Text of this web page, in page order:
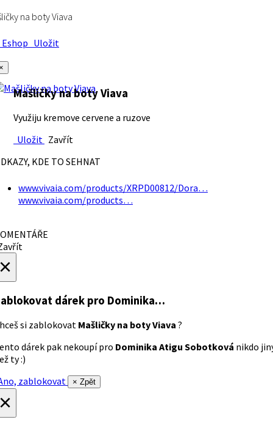
na boty Viava
Uložit
Mašličky na boty Viava
Využiju kremove cervene a ruzove
Uložit Zavřít
KDE TO SEHNAT
www.vivaia.com/products/XRPD00812/Dora…
www.vivaia.com/products…
dárek pro Dominika…
si zablokovat Mašličky na boty Viava ?
dárek pak nekoupí pro Dominika Atigu Sobotková nikdo
ty :)
zablokovat
× Zpět